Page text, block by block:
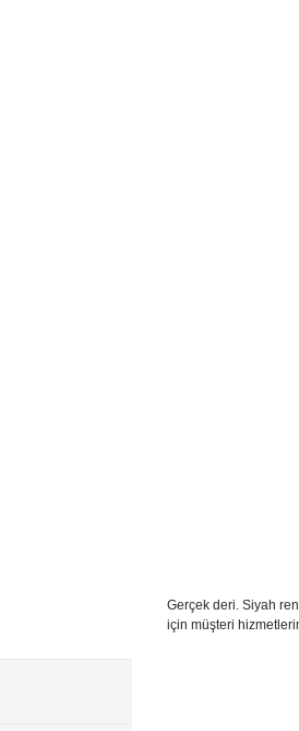
Gerçek deri. Siyah
için müşteri